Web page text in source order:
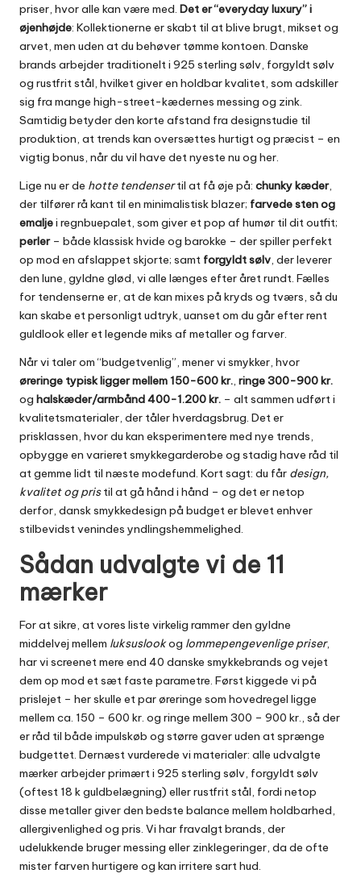
priser, hvor alle kan være med. Det er “everyday luxury” i
øjenhøjde: Kollektionerne er skabt til at blive brugt, mikset og
arvet, men uden at du behøver tømme kontoen. Danske
brands arbejder traditionelt i 925 sterling sølv, forgyldt sølv
og rustfrit stål, hvilket giver en holdbar kvalitet, som adskiller
sig fra mange high-street-kædernes messing og zink.
Samtidig betyder den korte afstand fra designstudie til
produktion, at trends kan oversættes hurtigt og præcist – en
vigtig bonus, når du vil have det nyeste nu og her.
Lige nu er de hotte tendensertil at få øje på: chunky kæder,
der tilfører rå kant til en minimalistisk blazer; farvede sten og
emaljei regnbuepalet, som giver et pop af humør til dit outfit;
perler– både klassisk hvide og barokke – der spiller perfekt
op mod en afslappet skjorte; samt forgyldt sølv, der leverer
den lune, gyldne glød, vi alle længes efter året rundt. Fælles
for tendenserne er, at de kan mixes på kryds og tværs, så du
kan skabe et personligt udtryk, uanset om du går efter rent
guldlook eller et legende miks af metaller og farver.
Når vi taler om “budgetvenlig”, mener vi smykker, hvor
øreringe typisk ligger mellem 150-600 kr., ringe 300-900 kr.
og halskæder/armbånd 400-1.200 kr. – alt sammen udført i
kvalitetsmaterialer, der tåler hverdagsbrug. Det er
prisklassen, hvor du kan eksperimentere med nye trends,
opbygge en varieret smykkegarderobe og stadig have råd til
at gemme lidt til næste modefund. Kort sagt: du får design,
kvalitet og pristil at gå hånd i hånd – og det er netop
derfor, dansk smykkedesign på budget er blevet enhver
stilbevidst venindes yndlingshemmelighed.
Sådan udvalgte vi de 11
mærker
For at sikre, at vores liste virkelig rammer den gyldne
middelvej mellem luksuslookog lommepengevenlige priser,
har vi screenet mere end 40 danske smykkebrands og vejet
dem op mod et sæt faste parametre. Først kiggede vi på
prislejet – her skulle et par øreringe som hovedregel ligge
mellem ca. 150 – 600 kr. og ringe mellem 300 – 900 kr., så der
er råd til både impulskøb og større gaver uden at sprænge
budgettet. Dernæst vurderede vi materialer: alle udvalgte
mærker arbejder primært i 925 sterling sølv, forgyldt sølv
(oftest 18 k guldbelægning) eller rustfrit stål, fordi netop
disse metaller giver den bedste balance mellem holdbarhed,
allergivenlighed og pris. Vi har fravalgt brands, der
udelukkende bruger messing eller zinklegeringer, da de ofte
mister farven hurtigere og kan irritere sart hud.